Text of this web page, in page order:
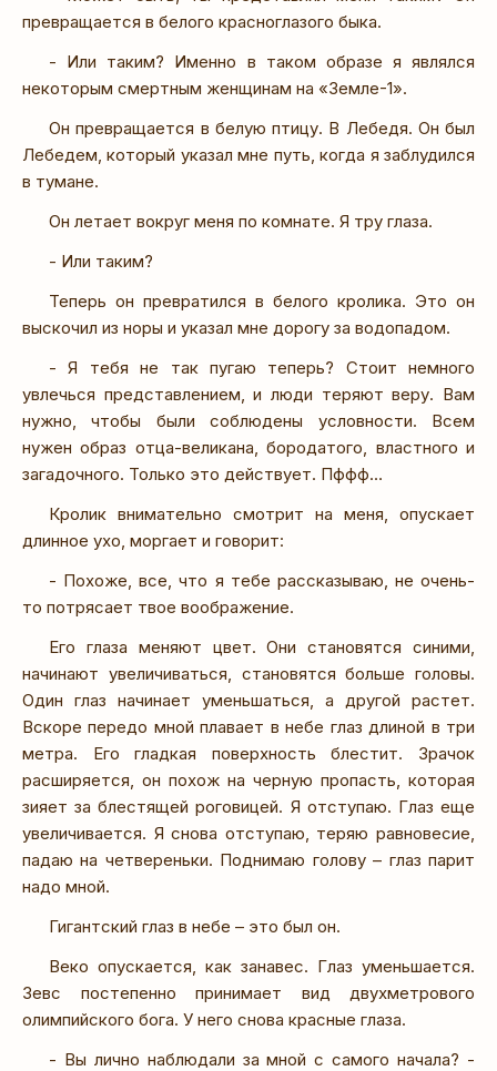
превращается в белого красноглазого быка.
- Или таким? Именно в таком образе я являлся
некоторым смертным женщинам на «Земле-1».
Он превращается в белую птицу. В Лебедя. Он был
Лебедем, который указал мне путь, когда я заблудился
в тумане.
Он летает вокруг меня по комнате. Я тру глаза.
- Или таким?
Теперь он превратился в белого кролика. Это он
выскочил из норы и указал мне дорогу за водопадом.
- Я тебя не так пугаю теперь? Стоит немного
увлечься представлением, и люди теряют веру. Вам
нужно, чтобы были соблюдены условности. Всем
нужен образ отца-великана, бородатого, властного и
загадочного. Только это действует. Пффф…
Кролик внимательно смотрит на меня, опускает
длинное ухо, моргает и говорит:
- Похоже, все, что я тебе рассказываю, не очень-
то потрясает твое воображение.
Его глаза меняют цвет. Они становятся синими,
начинают увеличиваться, становятся больше головы.
Один глаз начинает уменьшаться, а другой растет.
Вскоре передо мной плавает в небе глаз длиной в три
метра. Его гладкая поверхность блестит. Зрачок
расширяется, он похож на черную пропасть, которая
зияет за блестящей роговицей. Я отступаю. Глаз еще
увеличивается. Я снова отступаю, теряю равновесие,
падаю на четвереньки. Поднимаю голову – глаз парит
надо мной.
Гигантский глаз в небе – это был он.
Веко опускается, как занавес. Глаз уменьшается.
Зевс постепенно принимает вид двухметрового
олимпийского бога. У него снова красные глаза.
- Вы лично наблюдали за мной с самого начала? -